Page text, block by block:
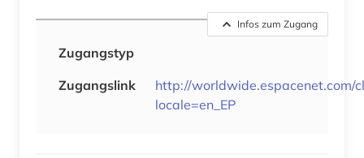
Infos zum Zugang
Zugangstyp
Zugangslink
http://worldwide.espacenet.com/
locale=en_EP